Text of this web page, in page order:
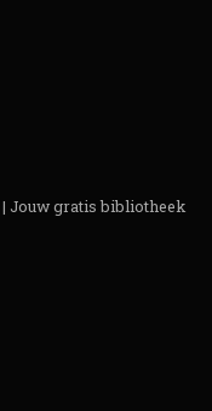
Jouw gratis bibliotheek